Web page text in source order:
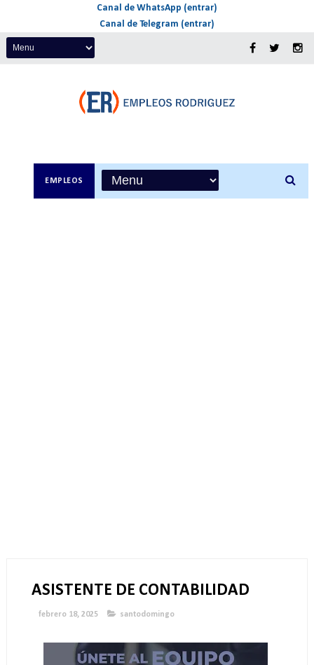
Canal de WhatsApp (entrar)
Canal de Telegram (entrar)
EMPLEOS
ASISTENTE DE CONTABILIDAD
febrero 18, 2025 santodomingo